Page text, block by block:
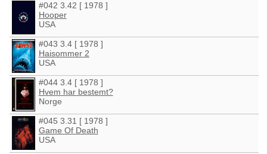
#042 3.42 [ 1978 ]
Hooper
USA
#043 3.4 [ 1978 ]
Haisommer 2
USA
#044 3.4 [ 1978 ]
Hvem har bestemt?
Norge
#045 3.31 [ 1978 ]
Game Of Death
USA